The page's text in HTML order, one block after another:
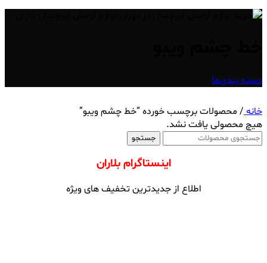
دسته بندی‌ها
خانه/ محصولات برچسب خورده “خط چشم ویبو”
هیچ محصولی یافت نشد.
جستجو
اینستاگرام بلاران
اطلاع از جدیدترین تخفیف های ویژه